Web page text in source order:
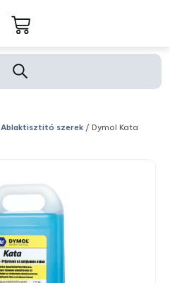
Ablaktisztitó szerek / Dymol Kata